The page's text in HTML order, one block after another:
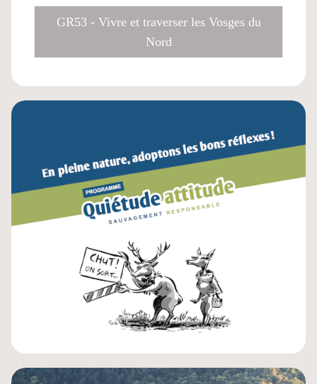
GR53 - Vivre et traverser les Vosges du
Nord